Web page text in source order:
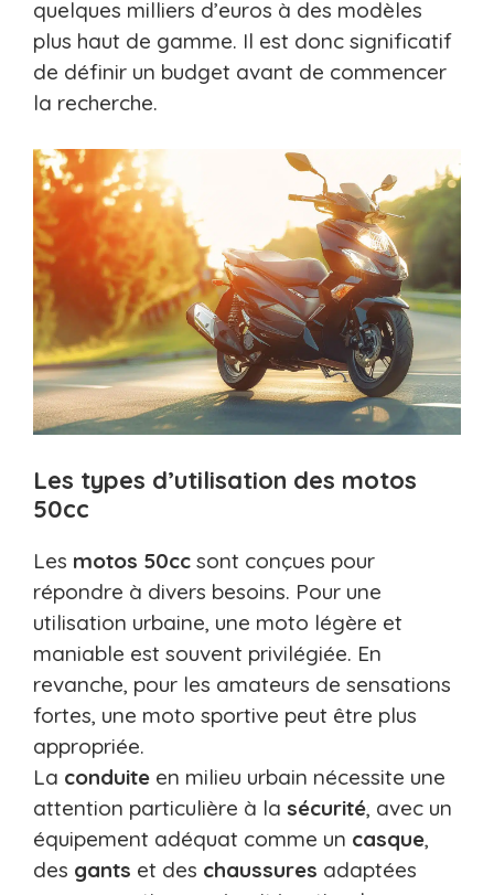
quelques milliers d’euros à des modèles
plus haut de gamme. Il est donc significatif
de définir un budget avant de commencer
la recherche.
Les types d’utilisation des motos
50cc
Les motos 50cc sont conçues pour
répondre à divers besoins. Pour une
utilisation urbaine, une moto légère et
maniable est souvent privilégiée. En
revanche, pour les amateurs de sensations
fortes, une moto sportive peut être plus
appropriée.
La conduite en milieu urbain nécessite une
attention particulière à la sécurité, avec un
équipement adéquat comme un casque,
des gants et des chaussures adaptées